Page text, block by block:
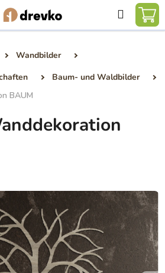
Suchen
Wandbilder
Baum- und Waldbilder
BAUM